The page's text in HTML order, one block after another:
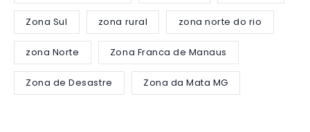
Zona Sul zona rural zona norte do rio
zona Norte Zona Franca de Manaus
Zona de Desastre Zona da Mata MG